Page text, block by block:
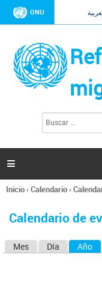
ONU
l
s

Se
usted
Inicio›Calendario›
Calendario de
Mes Día Año